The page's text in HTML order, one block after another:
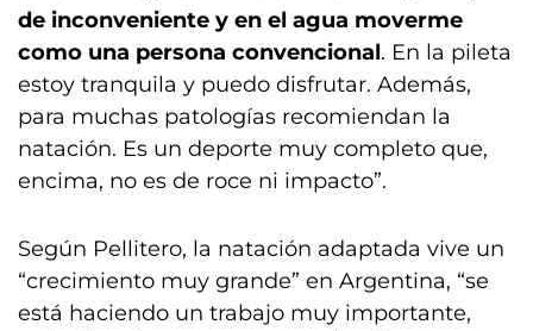
de inconveniente y en el agua moverme
como una persona convencional. En la pileta
estoy tranquila y puedo disfrutar. Además,
para muchas patologías recomiendan la
natación. Es un deporte muy completo que,
encima, no es de roce ni impacto”.
Según Pellitero, la natación adaptada vive un
“crecimiento muy grande” en Argentina, “se
está haciendo un trabajo muy importante,